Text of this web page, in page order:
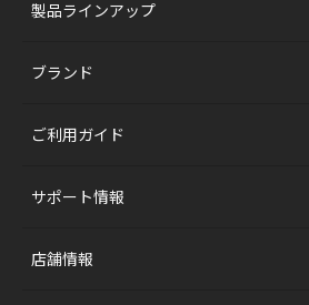
製品ラインアップ
ブランド
ご利用ガイド
サポート情報
店舗情報